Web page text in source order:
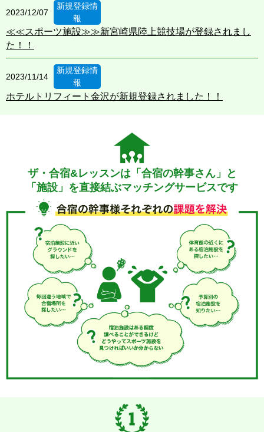
2023/12/07
新規登録情
報
≪≪スポーツ施設≫≫新宮崎県陸上競技場が登録されまし
た！！
2023/11/14
新規登録情
報
ホテルトリフィート金沢が新規登録されました！！
ザ・合宿&レッスンは「合宿の幹事さん」と
「施設」を直接結ぶマッチングサービスです